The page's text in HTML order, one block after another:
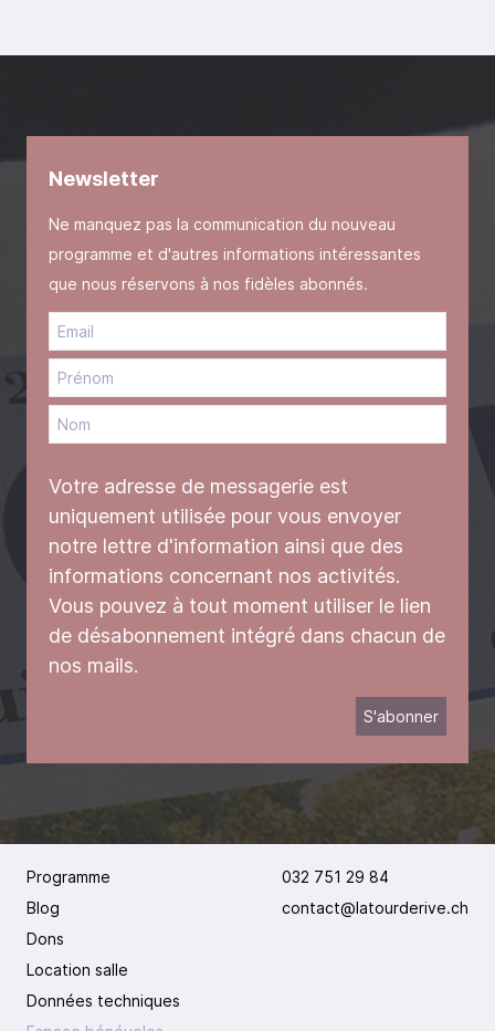
Newsletter
Ne manquez pas la communication du nouveau
programme et d'autres informations intéressantes
que nous réservons à nos fidèles abonnés.
Votre adresse de messagerie est
uniquement utilisée pour vous envoyer
notre lettre d'information ainsi que des
informations concernant nos activités.
Vous pouvez à tout moment utiliser le lien
de désabonnement intégré dans chacun de
nos mails.
Programme
Blog
Dons
Location salle
Données techniques
032 751 29 84
contact@latourderive.ch